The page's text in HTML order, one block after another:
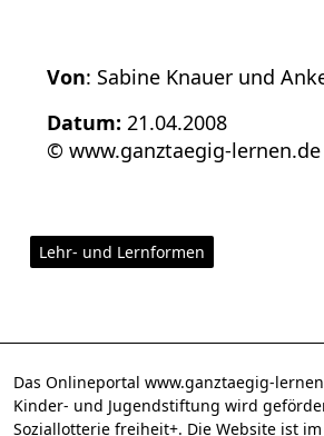
Von: Sabine Knauer und
Datum: 21.04.2008
© www.ganztaegig-lernen.de
Lehr- und Lernformen
Das Onlineportal www.ganztaegig-
Kinder- und Jugendstiftung wird
Soziallotterie freiheit+. Die Website ist